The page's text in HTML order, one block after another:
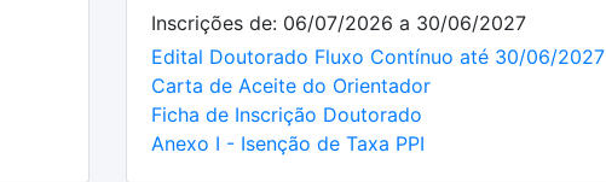
Inscrições de: 06/07/2026 a 30/06/2027
Edital Doutorado Fluxo Contínuo até 30/06/2027
Carta de Aceite do Orientador
Ficha de Inscrição Doutorado
Anexo I - Isenção de Taxa PPI